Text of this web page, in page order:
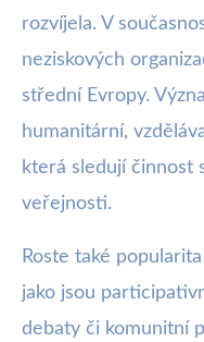
rozvíjela. V
neziskových
střední Evropy.
humanitární,
která sledují činnost
veřejnosti.
Roste také
jako jsou
debaty či komunitní